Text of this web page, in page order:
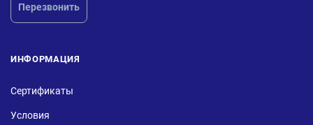
Перезвонить
ИНФОРМАЦИЯ
Сертификаты
Условия